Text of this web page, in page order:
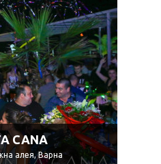
CANA
алея, Варна